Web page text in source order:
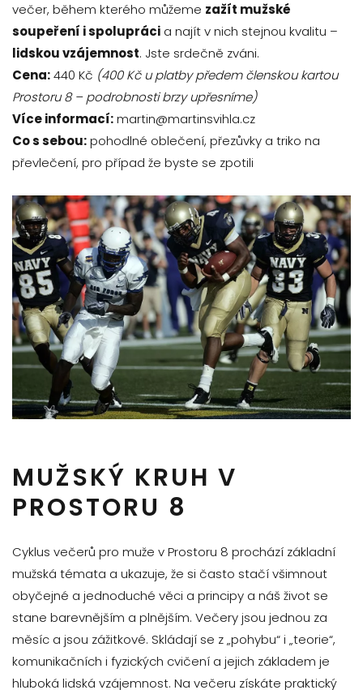
večer, během kterého můžeme zažít mužské
soupeření i spolupráci a najít v nich stejnou kvalitu –
lidskou vzájemnost. Jste srdečně zváni.
Cena:440 Kč (400 Kč u platby předem členskou kartou
Prostoru 8 – podrobnosti brzy upřesníme)
Více informací:martin@martinsvihla.cz
Co s sebou:pohodlné oblečení, přezůvky a triko na
převlečení, pro případ že byste se zpotili
MUŽSKÝ KRUH V
PROSTORU 8
Cyklus večerů pro muže v Prostoru 8 prochází základní
mužská témata a ukazuje, že si často stačí všimnout
obyčejné a jednoduché věci a principy a náš život se
stane barevnějším a plnějším. Večery jsou jednou za
měsíc a jsou zážitkové. Skládají se z „pohybu“ i „teorie“,
komunikačních i fyzických cvičení a jejich základem je
hluboká lidská vzájemnost. Na večeru získáte praktický